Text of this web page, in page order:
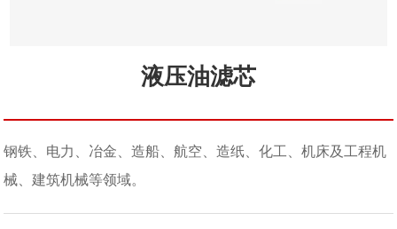
液压油滤芯
钢铁、电力、冶金、造船、航空、造纸、化工、机床及工程机
械、建筑机械等领域。